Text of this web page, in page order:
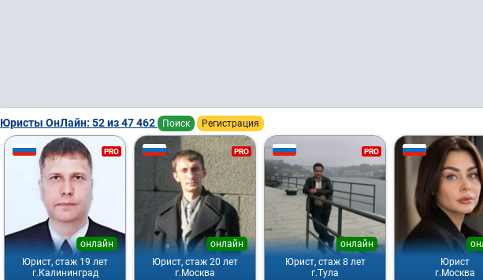
Юристы ОнЛайн: 52 из 47 462 Поиск Регистрация
PRO
Юрист, стаж 19 лет
онлайн
г.Калининград
PRO
Юрист, стаж 20 лет
онлайн
г.Москва
PRO
Юрист, стаж 8 лет
онлайн
г.Тула
Юрист
г.Москва